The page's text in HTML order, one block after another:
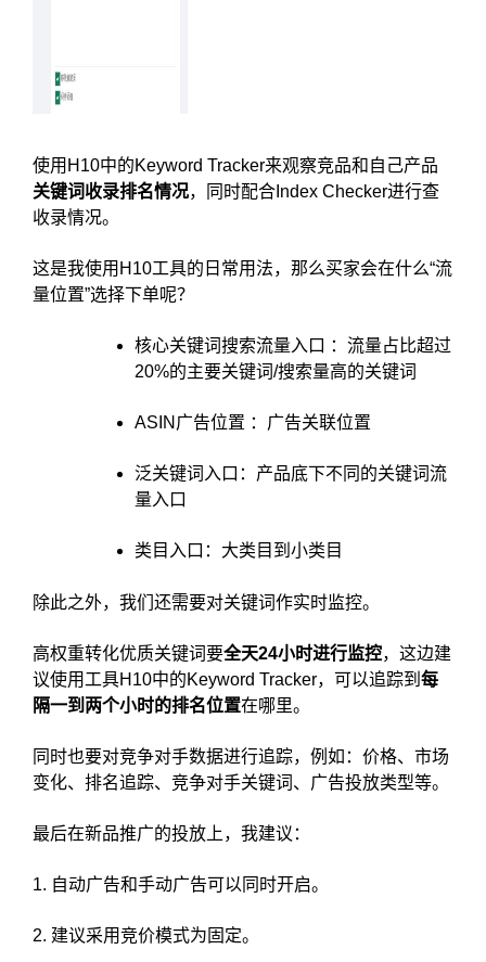
使用H10中的Keyword Tracker来观察竞品和自己产品
关键词收录排名情况，同时配合Index Checker进行查
收录情况。
这是我使用H10工具的日常用法，那么买家会在什么“流
量位置”选择下单呢？
核心关键词搜索流量入口 ：流量占比超过
20%的主要关键词/搜索量高的关键词
ASIN广告位置 ：广告关联位置
泛关键词入口：产品底下不同的关键词流
量入口
类目入口：大类目到小类目
除此之外，我们还需要对关键词作实时监控。
高权重转化优质关键词要全天24小时进行监控，这边建
议使用工具H10中的Keyword Tracker，可以追踪到 每
隔一到两个小时的排名位置在哪里。
同时也要对竞争对手数据进行追踪，例如：价格、市场
变化、排名追踪、竞争对手关键词、广告投放类型等。
最后在新品推广的投放上，我建议：
1. 自动广告和手动广告可以同时开启。
2. 建议采用竞价模式为固定。